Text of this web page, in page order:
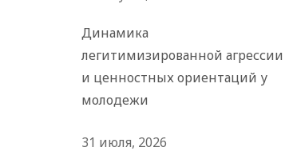
Динамика
легитимизированной агрессии
и ценностных ориентаций у
молодежи
31 июля, 2026